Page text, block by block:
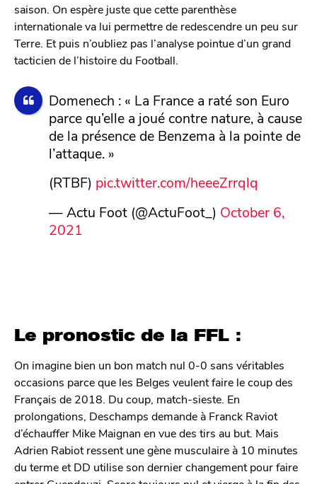
saison. On espère juste que cette parenthèse
internationale va lui permettre de redescendre un peu sur
Terre. Et puis n’oubliez pas l’analyse pointue d’un grand
tacticien de l’histoire du Football.
Domenech : « La France a raté son Euro
parce qu’elle a joué contre nature, à cause
de la présence de Benzema à la pointe de
l’attaque. »
(RTBF) pic.twitter.com/heeeZrrqlq
— Actu Foot (@ActuFoot_) October 6,
2021
Le pronostic de la FFL :
On imagine bien un bon match nul 0-0 sans véritables
occasions parce que les Belges veulent faire le coup des
Français de 2018. Du coup, match-sieste. En
prolongations, Deschamps demande à Franck Raviot
d’échauffer Mike Maignan en vue des tirs au but. Mais
Adrien Rabiot ressent une gène musculaire à 10 minutes
du terme et DD utilise son dernier changement pour faire